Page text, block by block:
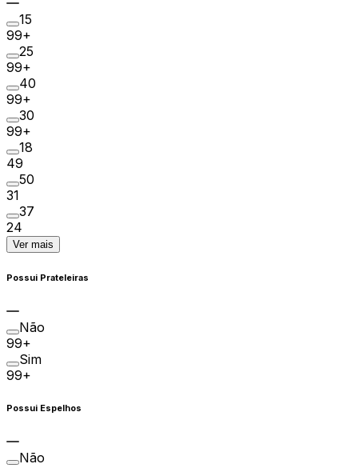
15
99+
25
99+
40
99+
30
99+
18
49
50
31
37
24
Ver mais
Possui Prateleiras
Não
99+
Sim
99+
Possui Espelhos
Não